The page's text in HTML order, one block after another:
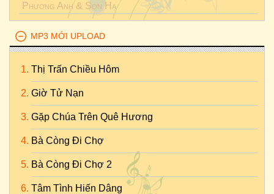
Phương Anh& Sơn Hạ
MP3 MỚI UPLOAD
Thị Trấn Chiều Hôm
Giờ Tử Nạn
Gặp Chúa Trên Quê Hương
Bà Còng Đi Chợ
Bà Còng Đi Chợ 2
Tâm Tình Hiến Dâng